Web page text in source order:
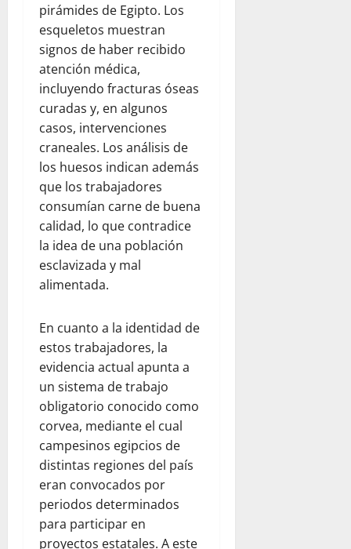
pirámides de Egipto. Los
esqueletos muestran
signos de haber recibido
atención médica,
incluyendo fracturas óseas
curadas y, en algunos
casos, intervenciones
craneales. Los análisis de
los huesos indican además
que los trabajadores
consumían carne de buena
calidad, lo que contradice
la idea de una población
esclavizada y mal
alimentada.
En cuanto a la identidad de
estos trabajadores, la
evidencia actual apunta a
un sistema de trabajo
obligatorio conocido como
corvea, mediante el cual
campesinos egipcios de
distintas regiones del país
eran convocados por
periodos determinados
para participar en
proyectos estatales. A este